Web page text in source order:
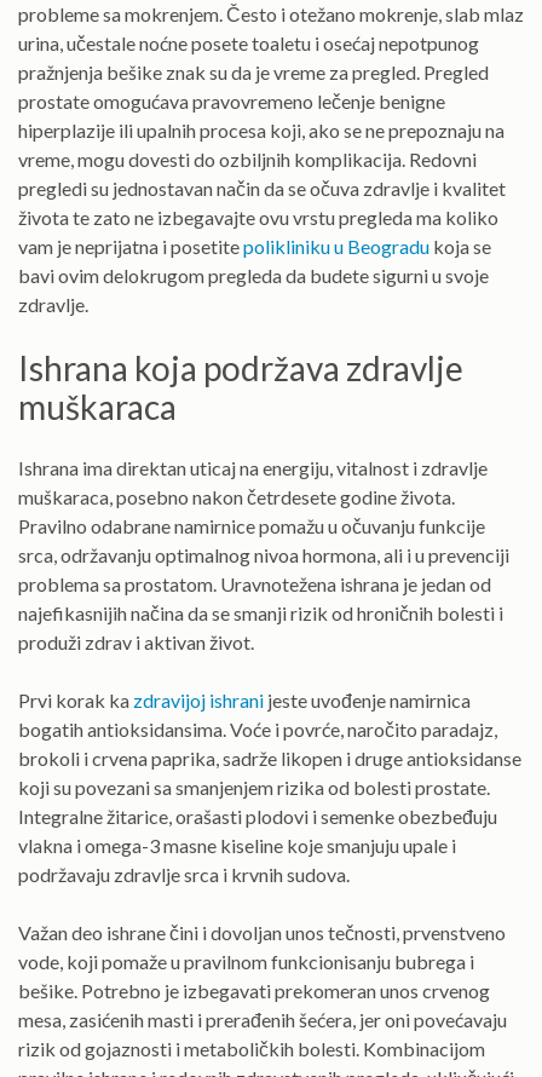
probleme sa mokrenjem. Često i otežano mokrenje, slab mlaz
urina, učestale noćne posete toaletu i osećaj nepotpunog
pražnjenja bešike znak su da je vreme za pregled. Pregled
prostate omogućava pravovremeno lečenje benigne
hiperplazije ili upalnih procesa koji, ako se ne prepoznaju na
vreme, mogu dovesti do ozbiljnih komplikacija. Redovni
pregledi su jednostavan način da se očuva zdravlje i kvalitet
života te zato ne izbegavajte ovu vrstu pregleda ma koliko
vam je neprijatna i posetitepolikliniku u Beogradu koja se
bavi ovim delokrugom pregleda da budete sigurni u svoje
zdravlje.
Ishrana koja podržava zdravlje
muškaraca
Ishrana ima direktan uticaj na energiju, vitalnost i zdravlje
muškaraca, posebno nakon četrdesete godine života.
Pravilno odabrane namirnice pomažu u očuvanju funkcije
srca, održavanju optimalnog nivoa hormona, ali i u prevenciji
problema sa prostatom. Uravnotežena ishrana je jedan od
najefikasnijih načina da se smanji rizik od hroničnih bolesti i
produži zdrav i aktivan život.
Prvi korak ka zdravijoj ishrani jeste uvođenje namirnica
bogatih antioksidansima. Voće i povrće, naročito paradajz,
brokoli i crvena paprika, sadrže likopen i druge antioksidanse
koji su povezani sa smanjenjem rizika od bolesti prostate.
Integralne žitarice, orašasti plodovi i semenke obezbeđuju
vlakna i omega-3 masne kiseline koje smanjuju upale i
podržavaju zdravlje srca i krvnih sudova.
Važan deo ishrane čini i dovoljan unos tečnosti, prvenstveno
vode, koji pomaže u pravilnom funkcionisanju bubrega i
bešike. Potrebno je izbegavati prekomeran unos crvenog
mesa, zasićenih masti i prerađenih šećera, jer oni povećavaju
rizik od gojaznosti i metaboličkih bolesti. Kombinacijom